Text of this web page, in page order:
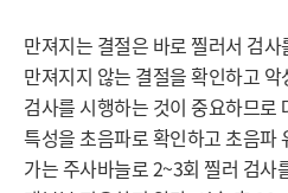
만져지는 결절은 바로 찔러서 검
만져지지 않는 결절을 확인하고
검사를 시행하는 것이 중요하므로
특성을 초음파로 확인하고 초음파
가는 주사바늘로 2~3회 찔러 검사